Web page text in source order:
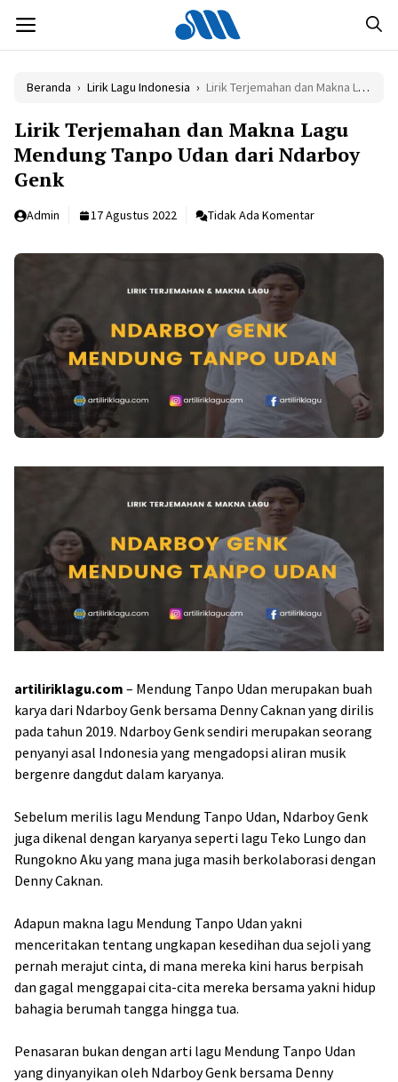
isi
MENU
Beranda › Lirik Lagu Indonesia › Lirik Terjemahan dan Makna Lagu Mendung Tanpo Udan dari Ndarboy Genk
Lirik Terjemahan dan Makna Lagu
Mendung Tanpo Udan dari Ndarboy
Genk
Admin 17 Agustus 2022 Tidak Ada Komentar
artiliriklagu.com – Mendung Tanpo Udan merupakan buah
karya dari Ndarboy Genk bersama Denny Caknan yang dirilis
pada tahun 2019. Ndarboy Genk sendiri merupakan seorang
penyanyi asal Indonesia yang mengadopsi aliran musik
bergenre dangdut dalam karyanya.
Sebelum merilis lagu Mendung Tanpo Udan, Ndarboy Genk
juga dikenal dengan karyanya seperti lagu Teko Lungo dan
Rungokno Aku yang mana juga masih berkolaborasi dengan
Denny Caknan.
Adapun makna lagu Mendung Tanpo Udan yakni
menceritakan tentang ungkapan kesedihan dua sejoli yang
pernah merajut cinta, di mana mereka kini harus berpisah
dan gagal menggapai cita-cita mereka bersama yakni hidup
bahagia berumah tangga hingga tua.
Penasaran bukan dengan arti lagu Mendung Tanpo Udan
yang dinyanyikan oleh Ndarboy Genk bersama Denny